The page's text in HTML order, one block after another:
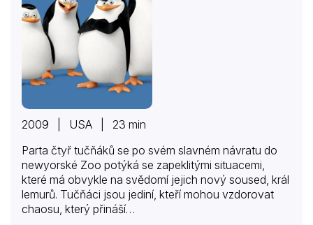
2009 | USA | 23 min
Parta čtyř tučňáků se po svém slavném návratu do
newyorské Zoo potýká se zapeklitými situacemi,
které má obvykle na svědomí jejich nový soused, král
lemurů. Tučňáci jsou jediní, kteří mohou vzdorovat
chaosu, který přináší…